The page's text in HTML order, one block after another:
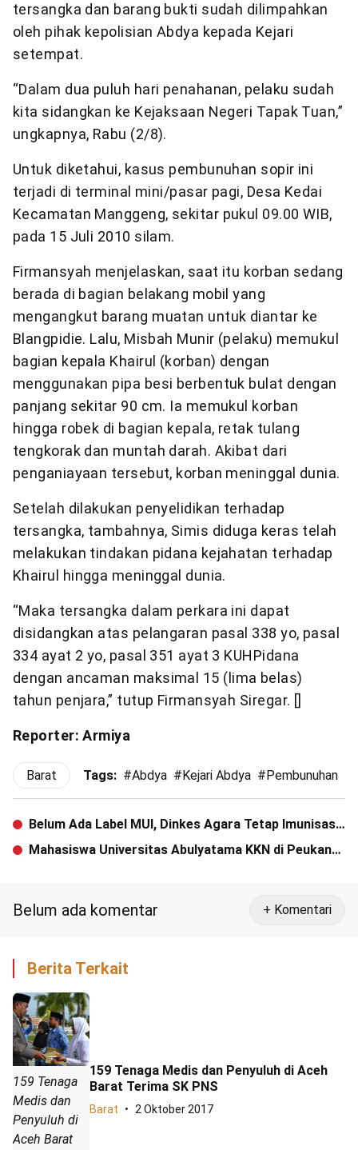
tersangka dan barang bukti sudah dilimpahkan
oleh pihak kepolisian Abdya kepada Kejari
setempat.
“Dalam dua puluh hari penahanan, pelaku sudah
kita sidangkan ke Kejaksaan Negeri Tapak Tuan,”
ungkapnya, Rabu (2/8).
Untuk diketahui, kasus pembunuhan sopir ini
terjadi di terminal mini/pasar pagi, Desa Kedai
Kecamatan Manggeng, sekitar pukul 09.00 WIB,
pada 15 Juli 2010 silam.
Firmansyah menjelaskan, saat itu korban sedang
berada di bagian belakang mobil yang
mengangkut barang muatan untuk diantar ke
Blangpidie. Lalu, Misbah Munir (pelaku) memukul
bagian kepala Khairul (korban) dengan
menggunakan pipa besi berbentuk bulat dengan
panjang sekitar 90 cm. Ia memukul korban
hingga robek di bagian kepala, retak tulang
tengkorak dan muntah darah. Akibat dari
penganiayaan tersebut, korban meninggal dunia.
Setelah dilakukan penyelidikan terhadap
tersangka, tambahnya, Simis diduga keras telah
melakukan tindakan pidana kejahatan terhadap
Khairul hingga meninggal dunia.
“Maka tersangka dalam perkara ini dapat
disidangkan atas pelangaran pasal 338 yo, pasal
334 ayat 2 yo, pasal 351 ayat 3 KUHPidana
dengan ancaman maksimal 15 (lima belas)
tahun penjara,” tutup Firmansyah Siregar. []
Reporter: Armiya
Barat Tags: #Abdya #Kejari Abdya #Pembunuhan
Belum Ada Label MUI, Dinkes Agara Tetap Imunisasi
Vaksin MR
Mahasiswa Universitas Abulyatama KKN di Peukan
Belum ada komentar + Komentari
Berita Terkait
159 Tenaga
Medis dan
Penyuluh di
Aceh Barat
159 Tenaga Medis dan Penyuluh di Aceh
Barat Terima SK PNS
Barat 2 Oktober 2017